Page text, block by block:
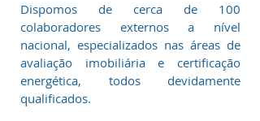
Dispomos de cerca de 100
colaboradores externos a nível
nacional, especializados nas áreas de
avaliação imobiliária e certificação
energética, todos devidamente
qualificados.